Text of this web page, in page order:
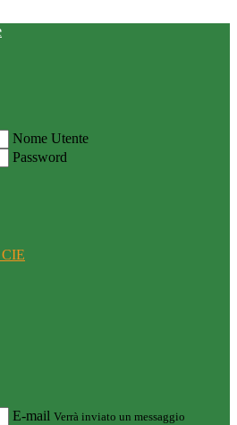
Nome Utente
Password
E-mail Verrà inviato un messaggio